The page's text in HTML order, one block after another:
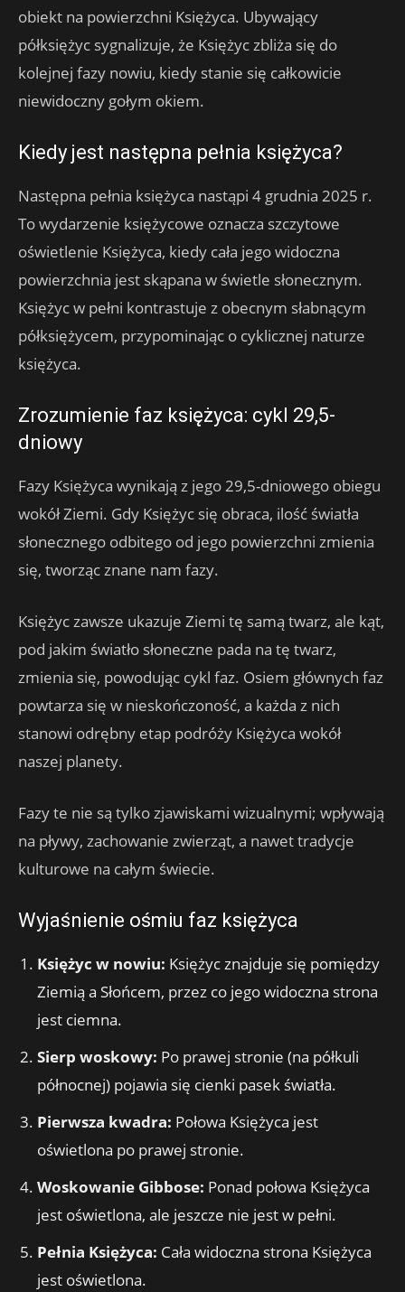
obiekt na powierzchni Księżyca. Ubywający
półksiężyc sygnalizuje, że Księżyc zbliża się do
kolejnej fazy nowiu, kiedy stanie się całkowicie
niewidoczny gołym okiem.
Kiedy jest następna pełnia księżyca?
Następna pełnia księżyca nastąpi 4 grudnia 2025 r.
To wydarzenie księżycowe oznacza szczytowe
oświetlenie Księżyca, kiedy cała jego widoczna
powierzchnia jest skąpana w świetle słonecznym.
Księżyc w pełni kontrastuje z obecnym słabnącym
półksiężycem, przypominając o cyklicznej naturze
księżyca.
Zrozumienie faz księżyca: cykl 29,5-
dniowy
Fazy ​​Księżyca wynikają z jego 29,5-dniowego obiegu
wokół Ziemi. Gdy Księżyc się obraca, ilość światła
słonecznego odbitego od jego powierzchni zmienia
się, tworząc znane nam fazy.
Księżyc zawsze ukazuje Ziemi tę samą twarz, ale kąt,
pod jakim światło słoneczne pada na tę twarz,
zmienia się, powodując cykl faz. Osiem głównych faz
powtarza się w nieskończoność, a każda z nich
stanowi odrębny etap podróży Księżyca wokół
naszej planety.
Fazy ​​​​te nie są tylko zjawiskami wizualnymi; wpływają
na pływy, zachowanie zwierząt, a nawet tradycje
kulturowe na całym świecie.
Wyjaśnienie ośmiu faz księżyca
Księżyc w nowiu: Księżyc znajduje się pomiędzy
Ziemią a Słońcem, przez co jego widoczna strona
jest ciemna.
Sierp woskowy: Po prawej stronie (na półkuli
północnej) pojawia się cienki pasek światła.
Pierwsza kwadra: Połowa Księżyca jest
oświetlona po prawej stronie.
Woskowanie Gibbose: Ponad połowa Księżyca
jest oświetlona, ​​ale jeszcze nie jest w pełni.
Pełnia Księżyca: Cała widoczna strona Księżyca
jest oświetlona.